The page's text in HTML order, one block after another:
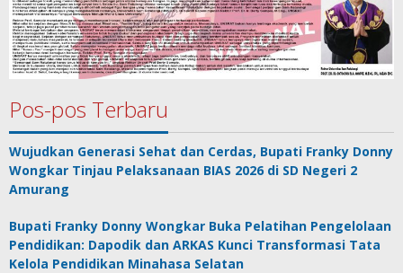
Pos-pos Terbaru
Wujudkan Generasi Sehat dan Cerdas, Bupati Franky Donny
Wongkar Tinjau Pelaksanaan BIAS 2026 di SD Negeri 2
Amurang
Bupati Franky Donny Wongkar Buka Pelatihan Pengelolaan
Pendidikan: Dapodik dan ARKAS Kunci Transformasi Tata
Kelola Pendidikan Minahasa Selatan